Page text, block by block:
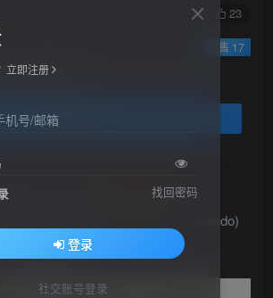
124 23
请登录后查看
登录查看
已售 17
(www.cgart.net) 收集整理发布
原画《希魔复活》(Bionic Commando)
原画资源
立即注册
机号/邮箱
找回密码
登录
社交账号登录